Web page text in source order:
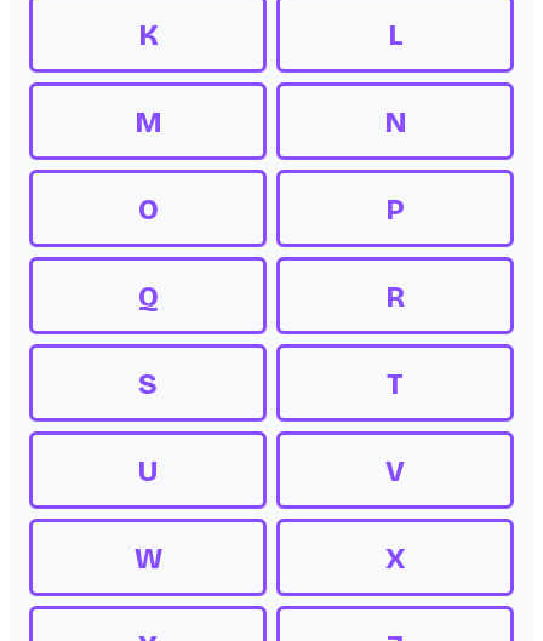
K L
M N
O P
Q R
S T
U V
W X